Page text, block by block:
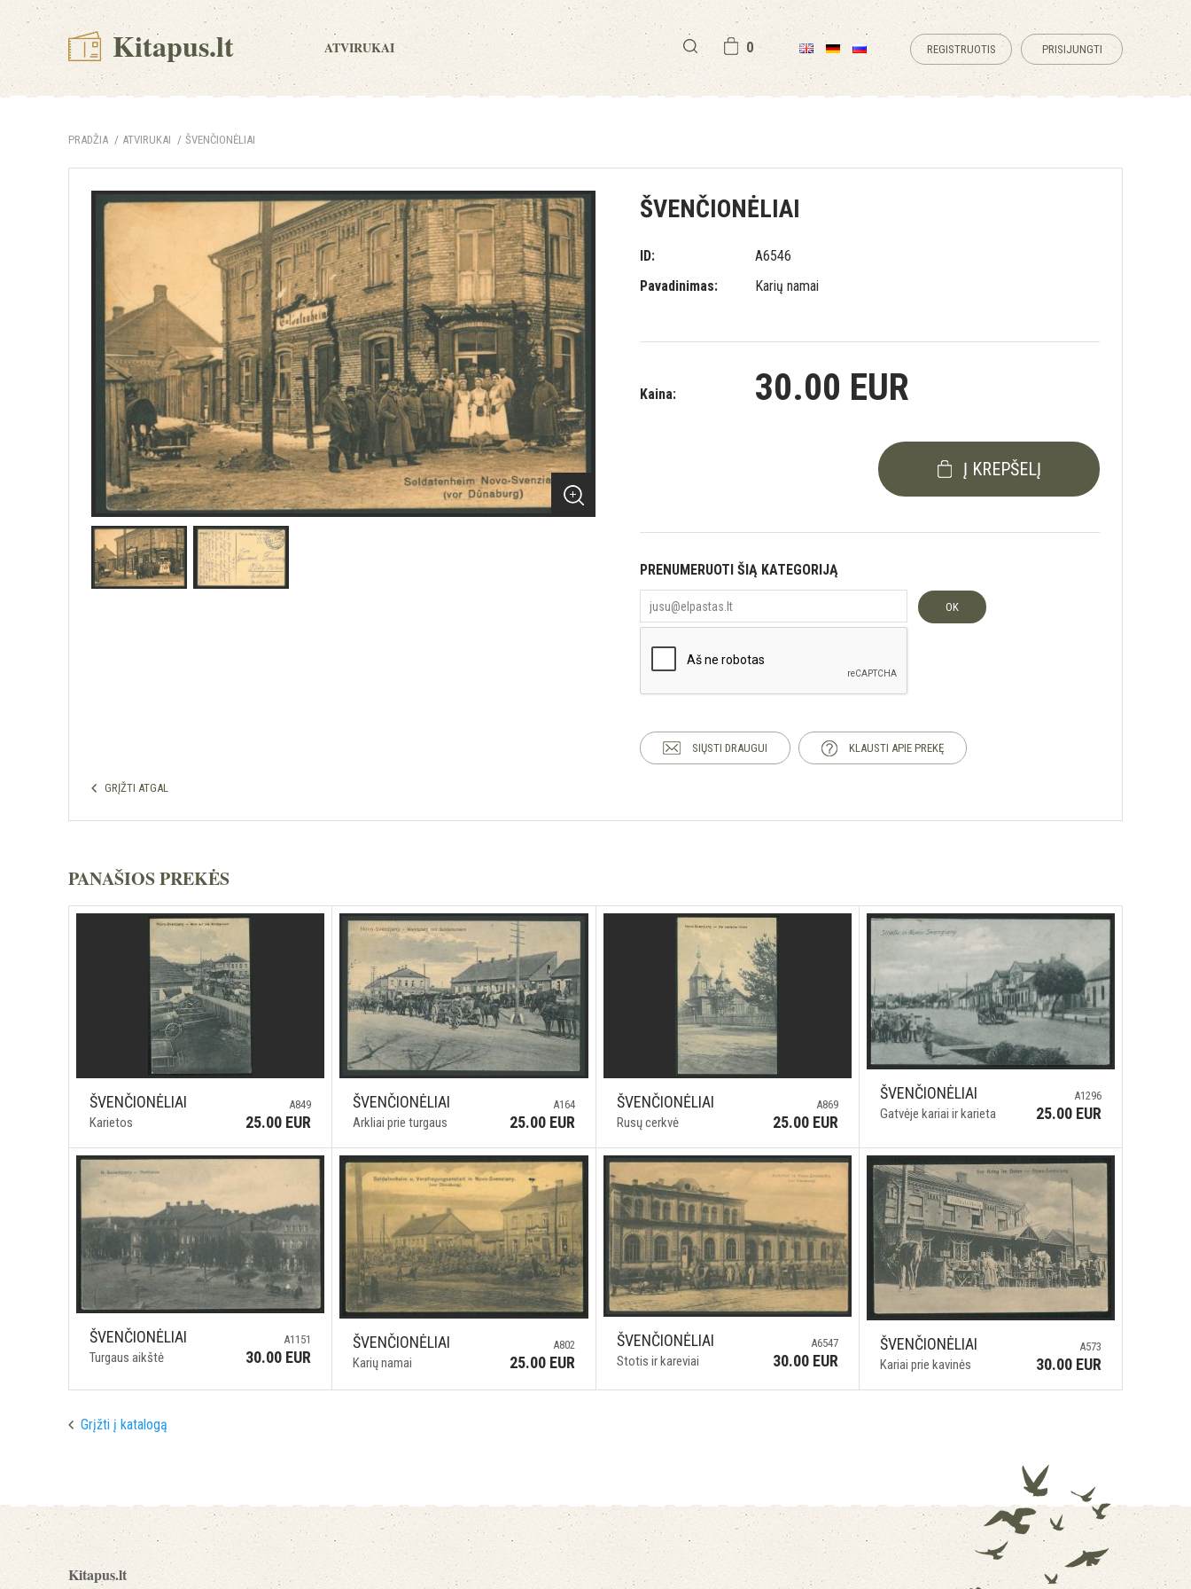
Kitapus.lt ATVIRUKAI 0 REGISTRUOTIS PRISIJUNGTI
PRADŽIA ATVIRUKAI ŠVENČIONĖLIAI
ŠVENČIONĖLIAI
ID:
A6546
Pavadinimas:
Karių namai
Kaina: 30.00 EUR
Į KREPŠELĮ
PRENUMERUOTI ŠIĄ KATEGORIJĄ
OK
SIŲSTI DRAUGUI KLAUSTI APIE PREKĘ
GRĮŽTI ATGAL
PANAŠIOS PREKĖS
ŠVENČIONĖLIAI
Karietos
A849
25.00 EUR
ŠVENČIONĖLIAI
Arkliai prie turgaus
A164
25.00 EUR
ŠVENČIONĖLIAI
Rusų cerkvė
A869
25.00 EUR
ŠVENČIONĖLIAI
Gatvėje kariai ir karieta
A1296
25.00 EUR
ŠVENČIONĖLIAI
Turgaus aikštė
A1151
30.00 EUR
ŠVENČIONĖLIAI
Karių namai
A802
25.00 EUR
ŠVENČIONĖLIAI
Stotis ir kareviai
A6547
30.00 EUR
ŠVENČIONĖLIAI
Kariai prie kavinės
A573
30.00 EUR
Grįžti į katalogą
Kitapus.lt